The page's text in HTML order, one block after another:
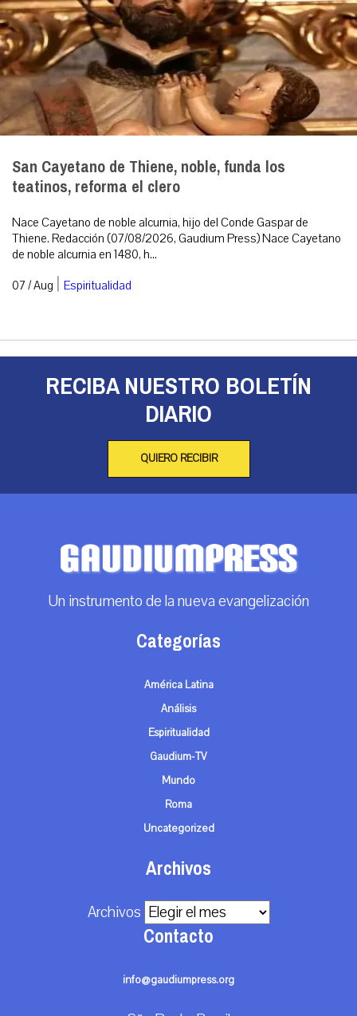
San Cayetano de Thiene, noble, funda los
teatinos, reforma el clero
Nace Cayetano de noble alcurnia, hijo del Conde Gaspar de
Thiene. Redacción (07/08/2026, Gaudium Press) Nace Cayetano
de noble alcurnia en 1480, h...
07 / Aug | Espiritualidad
RECIBA NUESTRO BOLETÍN
DIARIO
QUIERO RECIBIR
Un instrumento de la nueva evangelización
Categorías
América Latina
Análisis
Espiritualidad
Gaudium-TV
Mundo
Roma
Uncategorized
Archivos
Archivos
Contacto
info@gaudiumpress.org